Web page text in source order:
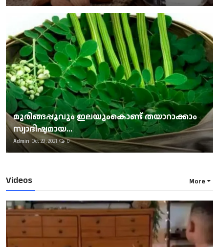
മുരിങ്ങപ്പൂവും ഇലയുംകൊണ്ട് തയാറാക്കാം
സ്വാദിഷ്ടമായ...
Admin Oct 29, 2021 0
Videos More